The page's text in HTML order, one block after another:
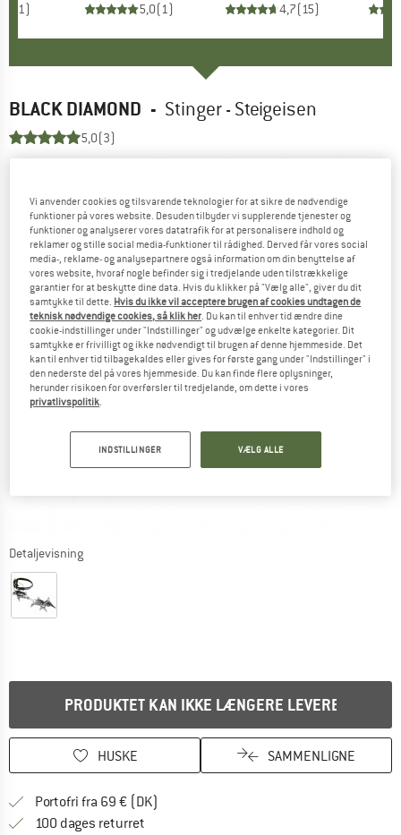
1) 5,0(1) 4,7(15)
BLACK DIAMOND - Stinger - Steigeisen
5,0(3)
Detaljevisning
PRODUKTET KAN IKKE LÆNGERE LEVERES
HUSKE SAMMENLIGNE
Portofri fra 69 € (DK)
100 dages returret
Vi anvender cookies og tilsvarende teknologier for at sikre de nødvendige
funktioner på vores website. Desuden tilbyder vi supplerende tjenester og
funktioner og analyserer vores datatrafik for at personalisere indhold og
reklamer og stille social media-funktioner til rådighed. Derved får vores social
media-, reklame- og analysepartnere også information om din benyttelse af
vores website, hvoraf nogle befinder sig i tredjelande uden tilstrækkelige
garantier for at beskytte dine data. Hvis du klikker på "Vælg alle", giver du dit
samtykke til dette. Hvis du ikke vil acceptere brugen af cookies undtagen de
teknisk nødvendige cookies, så klik her. Du kan til enhver tid ændre dine
cookie-indstillinger under "Indstillinger" og udvælge enkelte kategorier. Dit
samtykke er frivilligt og ikke nødvendigt til brugen af denne hjemmeside. Det
kan til enhver tid tilbagekaldes eller gives for første gang under "Indstillinger" i
den nederste del på vores hjemmeside. Du kan finde flere oplysninger,
herunder risikoen for overførsler til tredjelande, om dette i vores
privatlivspolitik.
INDSTILLINGER VÆLG ALLE